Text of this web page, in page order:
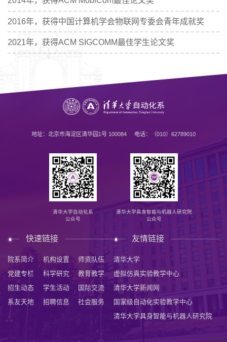
2016年，获得中国计算机学会物联网专委会青年成就奖
2021年，获得ACM SIGCOMM最佳学生论文奖
地址：北京市海淀区清华园1号 100084 电话：（010）62789010
快速链接
院系简介 机构设置
师资队伍
党建专栏
科学研究
教育教学
招生动态
学生活动
国际交流
系友天地
招聘信息 社会服务
友情链接
清华大学
虚拟仿真实验教学中心
清华大学新闻网
国家级自动化实验教学中心
清华大学具身智能与机器人研究院
清华大学自动化系
公众号
清华大学具身智能与机器人研究院
公众号